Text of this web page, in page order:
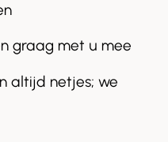
graag met u mee
altijd netjes; we